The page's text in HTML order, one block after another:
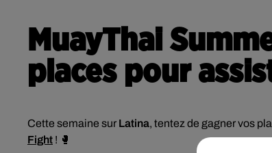
MuayThai
places pour
Cette semaine sur Latina, tentez de gagner vos
Fight ! 🥊